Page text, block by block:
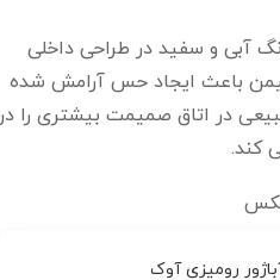
آبی و سفید در طراحی داخلی
باعث ایجاد حس آرامش شده
در اتاق صمیمت بیشتری را در
کند.
رومیزی آوک